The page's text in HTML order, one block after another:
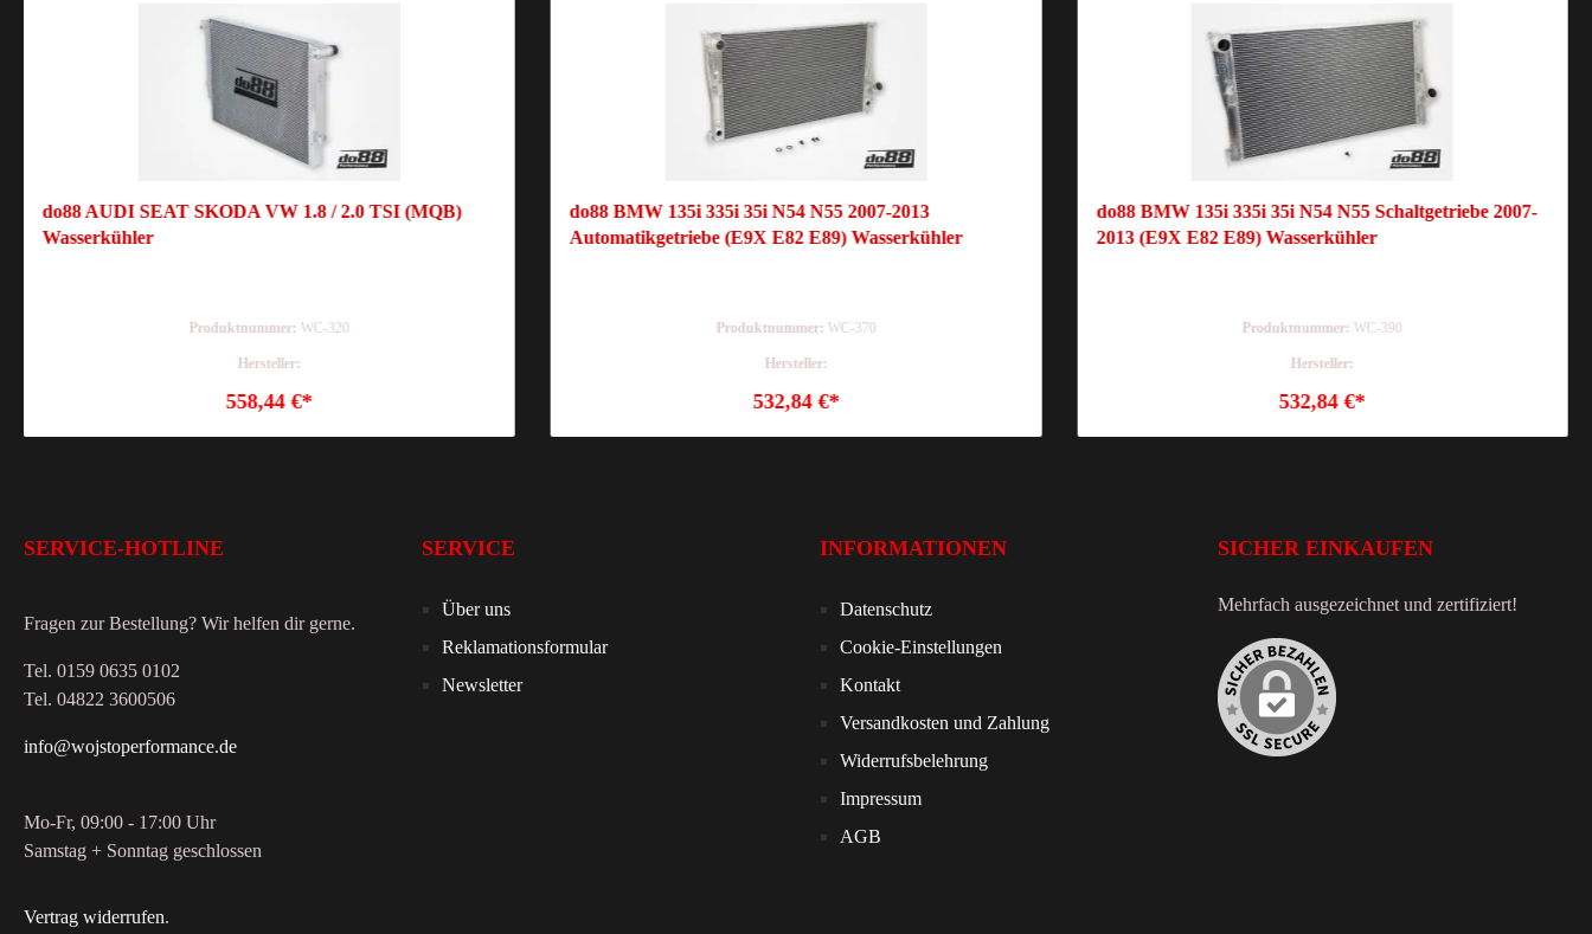
do88 AUDI SEAT SKODA VW 1.8 / 2.0 TSI (MQB)
Wasserkühler
Produktnummer: WC-320
Hersteller:
558,44 €*
do88 BMW 135i 335i 35i N54 N55 2007-2013
Automatikgetriebe (E9X E82 E89) Wasserkühler
Produktnummer: WC-370
Hersteller:
532,84 €*
do88 BMW 135i 335i 35i N54 N55 Schaltgetriebe 2007-
2013 (E9X E82 E89) Wasserkühler
Produktnummer:WC-390
Hersteller:
532,84 €*
SERVICE-HOTLINE
Fragen zur Bestellung? Wir helfen dir gerne.
Tel. 0159 0635 0102
Tel. 04822 3600506
info@wojstoperformance.de
Mo-Fr, 09:00 - 17:00 Uhr
Samstag + Sonntag geschlossen
Vertrag widerrufen.
SERVICE
Über uns
Reklamationsformular
Newsletter
INFORMATIONEN
Datenschutz
Cookie-Einstellungen
Kontakt
Versandkosten und Zahlung
Widerrufsbelehrung
Impressum
AGB
SICHER EINKAUFEN
Mehrfach ausgezeichnet und zertifiziert!